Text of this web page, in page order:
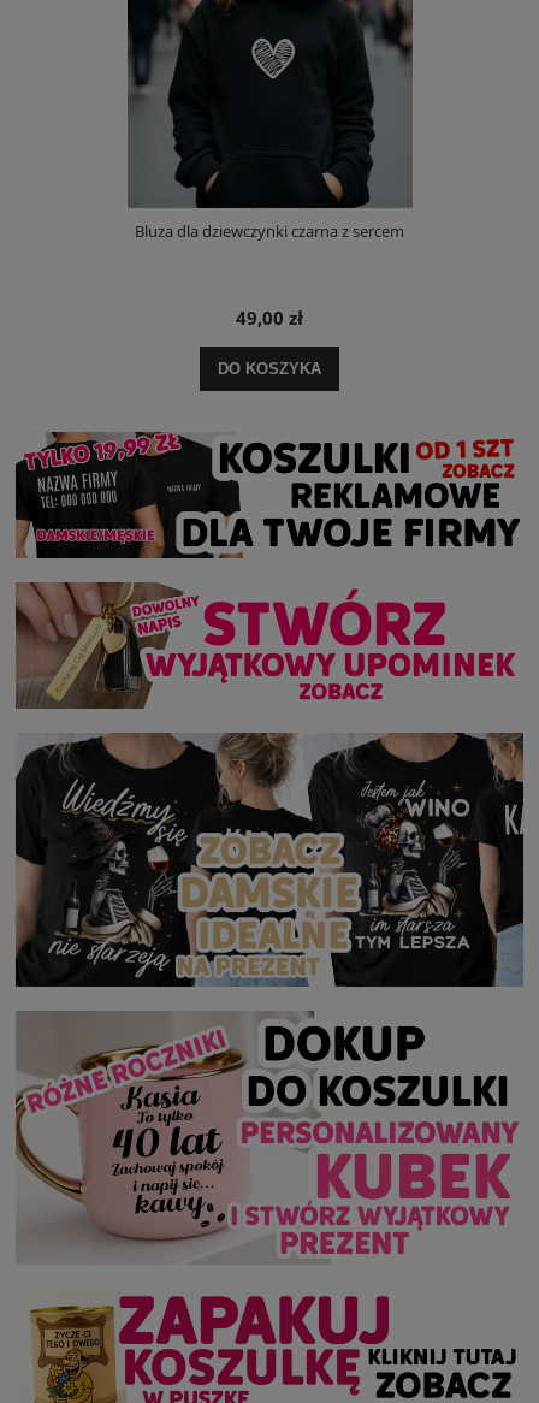
Bluza dla dziewczynki czarna z sercem
49,00 zł
DO KOSZYKA